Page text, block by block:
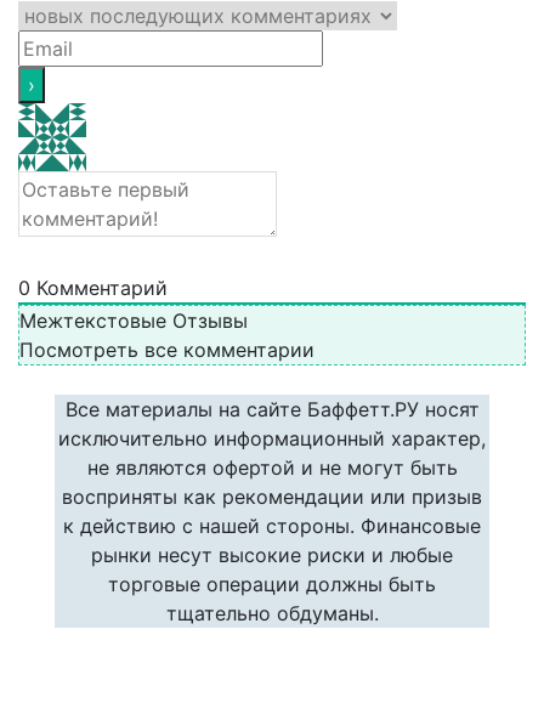
0 Комментарий
Межтекстовые Отзывы
Посмотреть все комментарии
Все материалы на сайте Баффетт.РУ носят
исключительно информационный характер,
не являются офертой и не могут быть
восприняты как рекомендации или призыв
к действию с нашей стороны. Финансовые
рынки несут высокие риски и любые
торговые операции должны быть
тщательно обдуманы.